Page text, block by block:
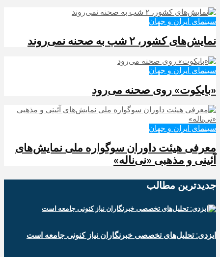
سینمای ایران و جهان
نمایش‌های کشور، ٢ شب به صحنه نمی‌روند
سینمای ایران و جهان
«بایکوت» روی صحنه می‌رود
سینمای ایران و جهان
معرفی هیئت داوران سوگواره ملی نمایش‌های
آئینی و مذهبی «نی‌ناله»
جدیدترین‌ مطالب
ایزدی: تحلیل‌های تخصصی خبرنگاران نیاز کنونی جامعه است